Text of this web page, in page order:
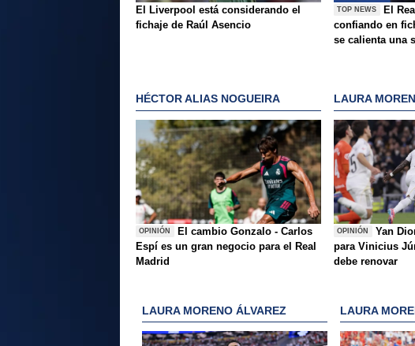
El Liverpool está considerando el
fichaje de Raúl Asencio
TOP NEWS
El
confiando en
se calienta una
HÉCTOR ALIAS NOGUEIRA
OPINIÓN
El cambio Gonzalo - Carlos
Espí es un gran negocio para el Real
Madrid
LAURA
OPINIÓN
Yan
para Vinicius
debe renovar
LAURA MORENO ÁLVAREZ LAURA